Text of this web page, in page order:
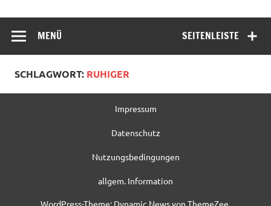
SEITENLEISTE
MENÜ
SCHLAGWORT: RUHIGER
Impressum
Datenschutz
Nutzungsbedingungen
allgem. Information
WordPress-Theme: Dynamic News von ThemeZee.